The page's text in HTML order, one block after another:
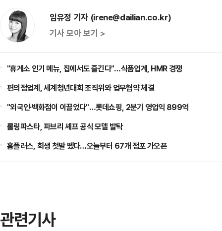
임유정 기자 (irene@dailian.co.kr)
기사 모아 보기 >
"휴게소 인기 메뉴, 집에서도 즐긴다"…식품업계, HMR 경쟁
편의점업계, 세계청년대회 조직위와 업무협약 체결
"외국인·백화점이 이끌었다"…롯데쇼핑, 2분기 영업익 899억
롤링파스타, 파브리 셰프 공식 모델 발탁
홈플러스, 회생 첫발 뗐다…오늘부터 67개 점포 가오픈
관련기사